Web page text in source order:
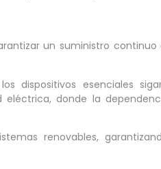
un suministro
dispositivos esenciales
donde la
renovables,